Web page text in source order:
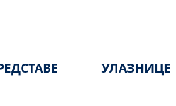
УЛАЗНИЦЕ